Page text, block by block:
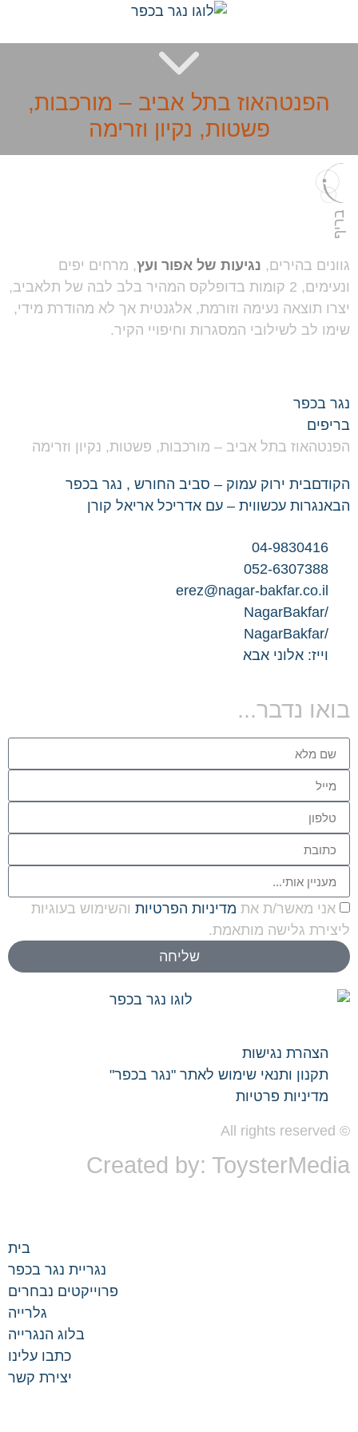
בתל אביב – מורכבות,
פשטות, נקיון וזרימה
בהירים,נגיעות של אפור ועץ, מרחים יפים
ונעימים, 2 קומות בדופלקס המהיר בלב לבה של תלאביב,
תוצאה נעימה וזורמת, אלגנטית אך לא מהודרת מידי,
לב לשילובי המסגרות וחיפויי הקיר.
בתל אביב – מורכבות, פשטות, נקיון וזרימה
בית ירוק עמוק – סביב החורש , נגר בכפר
עכשווית – עם אדריכל אריאל קורן
04-
052-
erez@nagar-
אלוני אבא
נדבר...
מאשר/ת אתמדיניות הפרטיותוהשימוש בעוגיות
גלישה מותאמת.
שליחה
נגישות
ותנאי שימוש לאתר "נגר בכפר"
פרטיות
Created by:
נגריית נגר בכפר
פרוייקטים נבחרים
גלרייה
בלוג הנגרייה
כתבו עלינו
יצירת קשר